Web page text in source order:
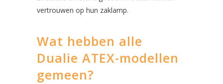
vertrouwen op hun zaklamp.
Wat hebben alle
Dualie ATEX-modellen
gemeen?